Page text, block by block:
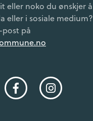
eller noko du ønskjer å
eller i sosiale medium?
post på